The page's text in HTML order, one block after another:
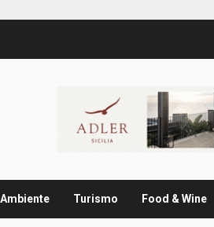
Ambiente Turismo Food & Wine